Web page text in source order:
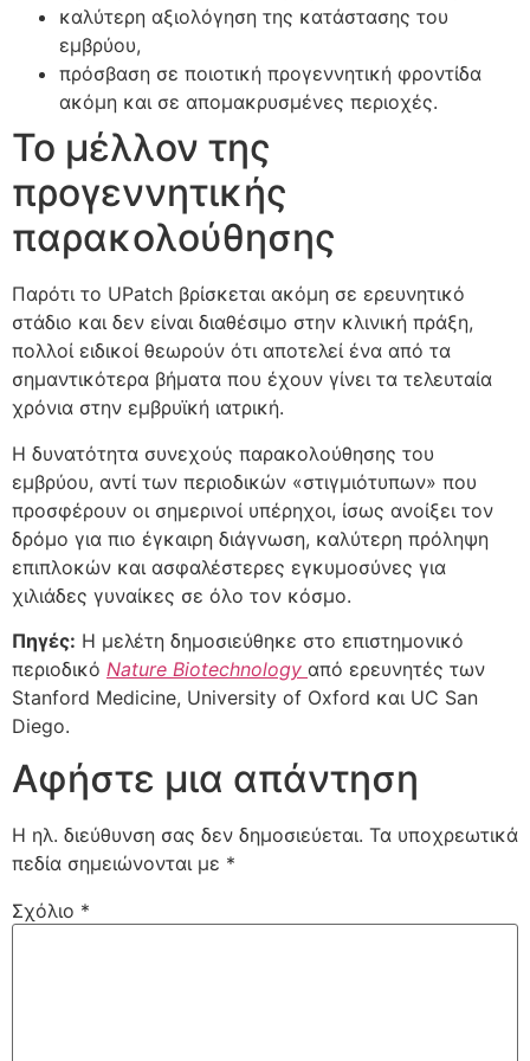
καλύτερη αξιολόγηση της κατάστασης του
εμβρύου,
πρόσβαση σε ποιοτική προγεννητική φροντίδα
ακόμη και σε απομακρυσμένες περιοχές.
Το μέλλον της
προγεννητικής
παρακολούθησης
Παρότι το UPatch βρίσκεται ακόμη σε ερευνητικό
στάδιο και δεν είναι διαθέσιμο στην κλινική πράξη,
πολλοί ειδικοί θεωρούν ότι αποτελεί ένα από τα
σημαντικότερα βήματα που έχουν γίνει τα τελευταία
χρόνια στην εμβρυϊκή ιατρική.
Η δυνατότητα συνεχούς παρακολούθησης του
εμβρύου, αντί των περιοδικών «στιγμιότυπων» που
προσφέρουν οι σημερινοί υπέρηχοι, ίσως ανοίξει τον
δρόμο για πιο έγκαιρη διάγνωση, καλύτερη πρόληψη
επιπλοκών και ασφαλέστερες εγκυμοσύνες για
χιλιάδες γυναίκες σε όλο τον κόσμο.
Πηγές: Η μελέτη δημοσιεύθηκε στο επιστημονικό
περιοδικό Nature Biotechnology από ερευνητές των
Stanford Medicine, University of Oxford και UC San
Diego.
Αφήστε μια απάντηση
Η ηλ. διεύθυνση σας δεν δημοσιεύεται. Τα υποχρεωτικά
πεδία σημειώνονται με *
Σχόλιο *